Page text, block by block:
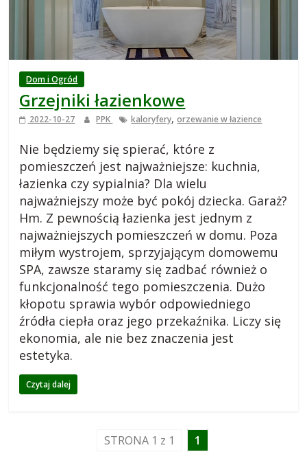
e
s
k
b
o
g
Dom i Ogród
Grzejniki łazienkowe
2022-10-27 PPK kaloryfery,orzewanie w łazience
Nie będziemy się spierać, które z
pomieszczeń jest najważniejsze: kuchnia,
łazienka czy sypialnia? Dla wielu
najważniejszy może być pokój dziecka. Garaż?
Hm. Z pewnością łazienka jest jednym z
najważniejszych pomieszczeń w domu. Poza
miłym wystrojem, sprzyjającym domowemu
SPA, zawsze staramy się zadbać również o
funkcjonalność tego pomieszczenia. Dużo
kłopotu sprawia wybór odpowiedniego
źródła ciepła oraz jego przekaźnika. Liczy się
ekonomia, ale nie bez znaczenia jest
estetyka.
Czytaj dalej
STRONA 1 z 1 1